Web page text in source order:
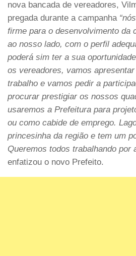
nova bancada de vereadores,
pregada durante a campanha
firme para o desenvolvimento da
ao nosso lado, com o perfil
poderá sim ter a sua
os vereadores, vamos
trabalho e vamos pedir a
procurar prestigiar os nossos
usaremos a Prefeitura para
ou como cabide de emprego.
princesinha da região e tem um
Queremos todos trabalhando por
enfatizou o novo Prefeito.